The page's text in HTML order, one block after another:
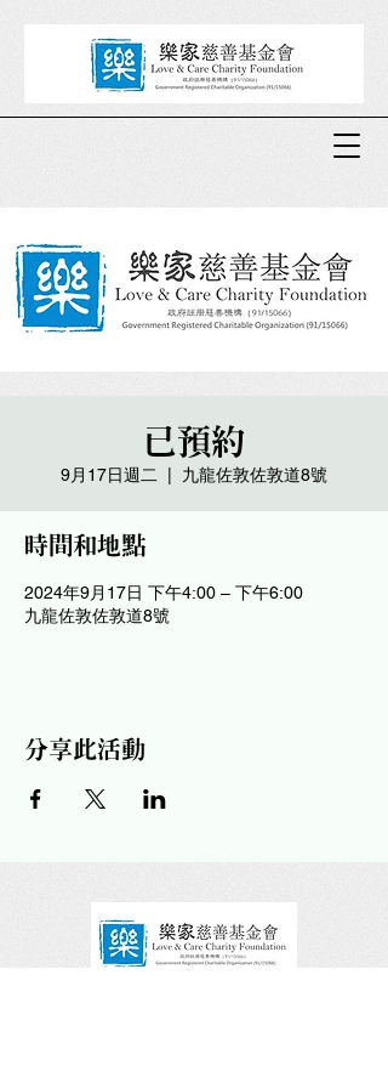
已預約
9月17日週二 九龍佐敦佐敦道8號
時間和地點
2024年9月17日 下午4:00 – 下午6:00
九龍佐敦佐敦道8號
分享此活動